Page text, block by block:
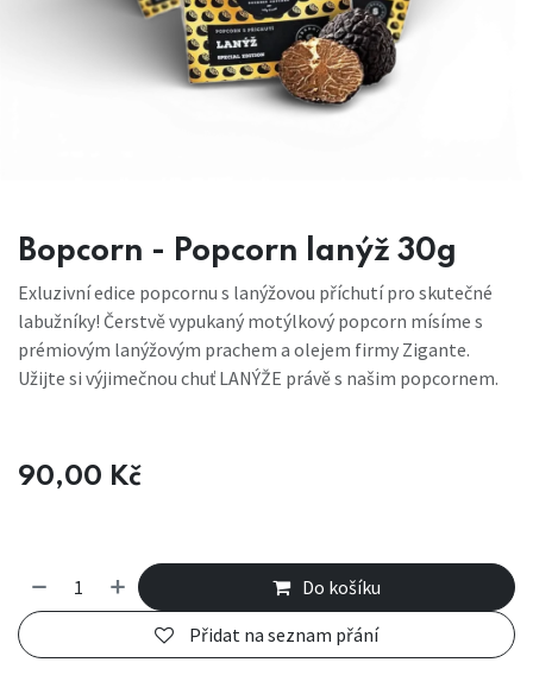
Bopcorn - Popcorn lanýž 30g
Exluzivní edice popcornu s lanýžovou příchutí pro skutečné
labužníky! Čerstvě vypukaný motýlkový popcorn mísíme s
prémiovým lanýžovým prachem a olejem firmy Zigante.
Užijte si výjimečnou chuť LANÝŽE právě s našim popcornem.
90,00 Kč
Do košíku
Přidat na seznam přání